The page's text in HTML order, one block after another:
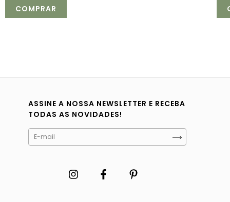
ASSINE A NOSSA NEWSLETTER E RECEBA
TODAS AS NOVIDADES!